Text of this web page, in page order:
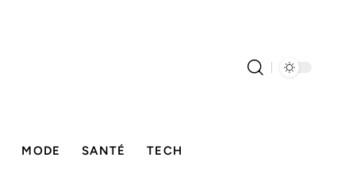
MODE SANTÉ TECH